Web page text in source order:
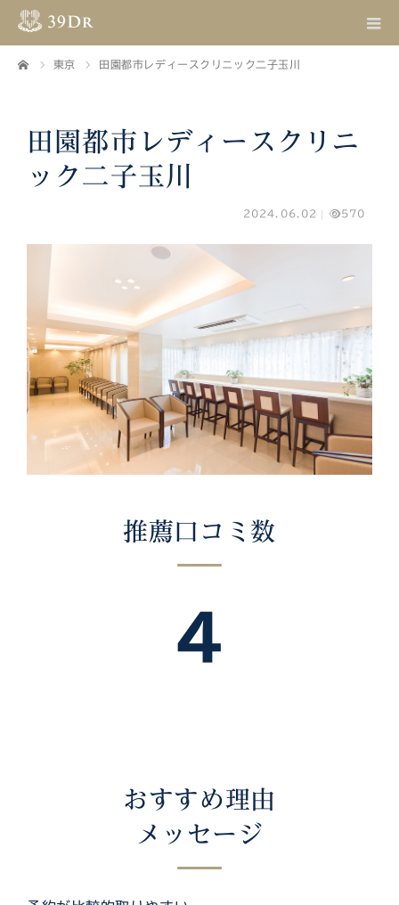
東京 田園都市レディースクリニック二子玉川
田園都市レディースクリニ
ック二子玉川
2024.06.02 570
推薦口コミ数
4
おすすめ理由
メッセージ